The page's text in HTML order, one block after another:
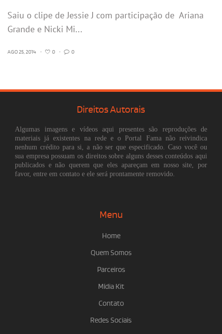
Saiu o clipe de Jessie J com participação de Ariana
Grande e Nicki Mi...
AGO 25, 2014 • 0 • 0
Direitos Autorais
Algumas imagens e vídeos aqui presentes são reproduções de
materiais já existentes na rede e o Portal Fama não reivindica
nenhum crédito para si, a não ser que especificado. Caso você ou
sua empresa possuam os direitos sobre alguns desses conteúdos aqui
publicados e não querem que eles apareçam em nosso site, por
favor, entre em contato e ele será prontamente removido.
Menu
Home
Quem Somos
Parceiros
Mídia Kit
Contato
Redes Sociais